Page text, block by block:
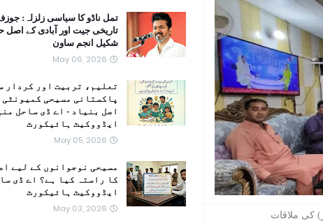
کی ملاقات
تمل ناڈو کا سیاسی زلزلہ:
تاریخی جیت اور آبادی کے اصل
شکیل انجم ساون
May 06, 2026
تعلیم، تربیت اور کردار
پاکستانی مسیحی
اصل بنیاد - اے ڈی ساحل
ایڈووکیٹ ہائیکورٹ
May 05, 2026
مسیحی نوجوانوں کے لیے
کا راستہ کیا ہے؟ اے ڈی
ایڈووکیٹ ہائیکورٹ
May 03, 2026